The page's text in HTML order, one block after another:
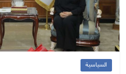
السياسية